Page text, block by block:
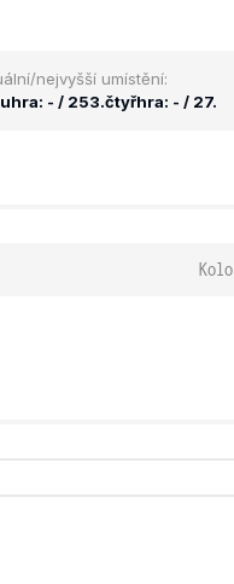
nejvyšší umístění:
- / 253.čtyřhra: - / 27.
Kolo